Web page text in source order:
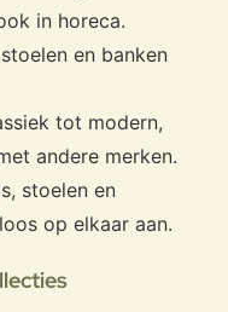
in horeca.
stoelen en banken
tot modern,
andere merken.
stoelen en
op elkaar aan.